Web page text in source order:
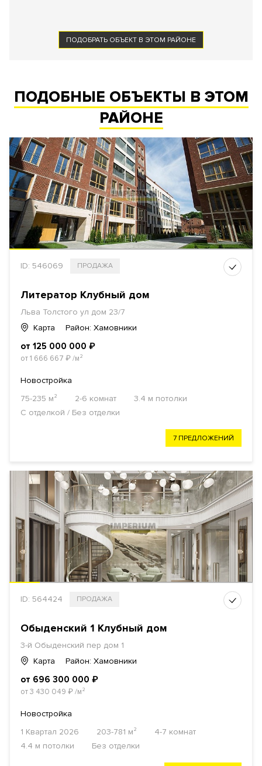
ПОДОБРАТЬ ОБЪЕКТ В ЭТОМ РАЙОНЕ
ПОДОБНЫЕ ОБЪЕКТЫ В ЭТОМ
РАЙОНЕ
ID: 546069 ПРОДАЖА
Литератор Клубный дом
Льва Толстого ул дом 23/7
Карта
Район: Хамовники
от 125 000 000 ₽
от 1 666 667 ₽/м²
Новостройка
75-235 м²
2-6 комнат
3.4 м потолки
С отделкой / Без отделки
7 ПРЕДЛОЖЕНИЙ
ID: 564424 ПРОДАЖА
Обыденский 1 Клубный дом
3-й Обыденский пер дом 1
Карта
Район: Хамовники
от 696 300 000 ₽
от 3 430 049 ₽/м²
Новостройка
1 Квартал 2026
203-781 м²
4-7 комнат
4.4 м потолки
Без отделки